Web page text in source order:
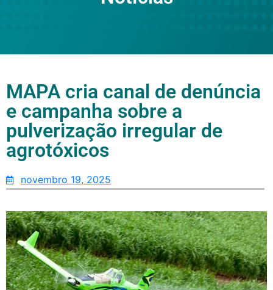
MAPA cria canal de denúncia
e campanha sobre a
pulverização irregular de
agrotóxicos
novembro 19, 2025